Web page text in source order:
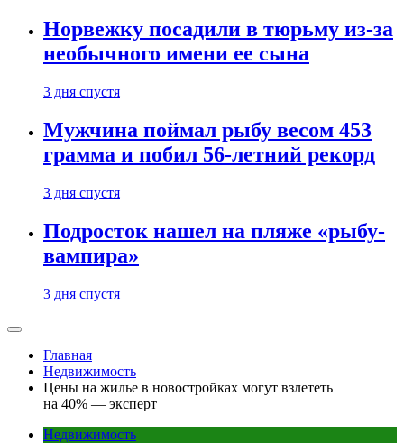
Норвежку посадили в тюрьму из-за
необычного имени ее сына
3 дня спустя
Мужчина поймал рыбу весом 453
грамма и побил 56-летний рекорд
3 дня спустя
Подросток нашел на пляже «рыбу-
вампира»
3 дня спустя
Главная
Недвижимость
Цены на жилье в новостройках могут взлететь
на 40% — эксперт
Недвижимость